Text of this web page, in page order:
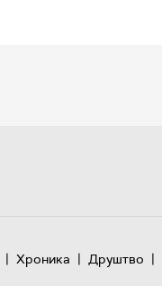
| Хроника | Друштво |